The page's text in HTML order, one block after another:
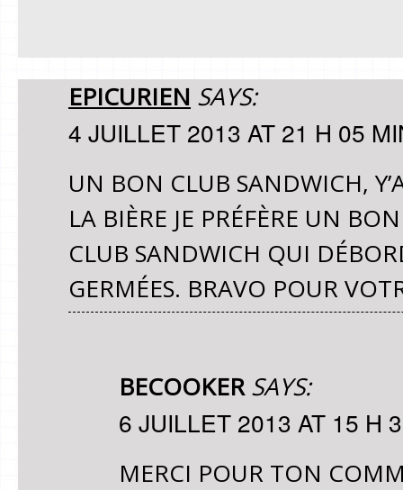
EPICURIEN SAYS:
4 JUILLET 2013 AT 21 H 05
UN BON CLUB SANDWICH,
LA BIÈRE JE PRÉFÈRE UN
CLUB SANDWICH QUI
GERMÉES. BRAVO POUR
BECOOKER SAYS:
6 JUILLET 2013 AT 15 H
MERCI POUR TON